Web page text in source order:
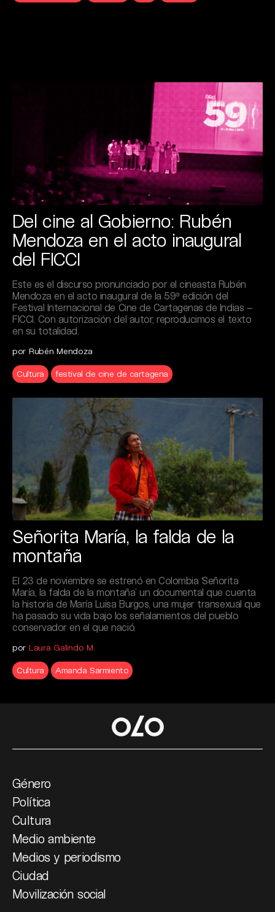
Del cine al Gobierno: Rubén
Mendoza en el acto inaugural
del FICCI
Este es el discurso pronunciado por el cineasta Rubén
Mendoza en el acto inaugural de la 59ª edición del
Festival Internacional de Cine de Cartagenas de Indias –
FICCI. Con autorización del autor, reproducimos el texto
en su totalidad.
por Rubén Mendoza
Cultura festival de cine de cartagena
Señorita María, la falda de la
montaña
El 23 de noviembre se estrenó en Colombia ‘Señorita
María, la falda de la montaña’ un documental que cuenta
la historia de María Luisa Burgos, una mujer transexual que
ha pasado su vida bajo los señalamientos del pueblo
conservador en el que nació.
por Laura Galindo M.
Cultura Amanda Sarmiento
Género
Política
Cultura
Medio ambiente
Medios y periodismo
Ciudad
Movilización social